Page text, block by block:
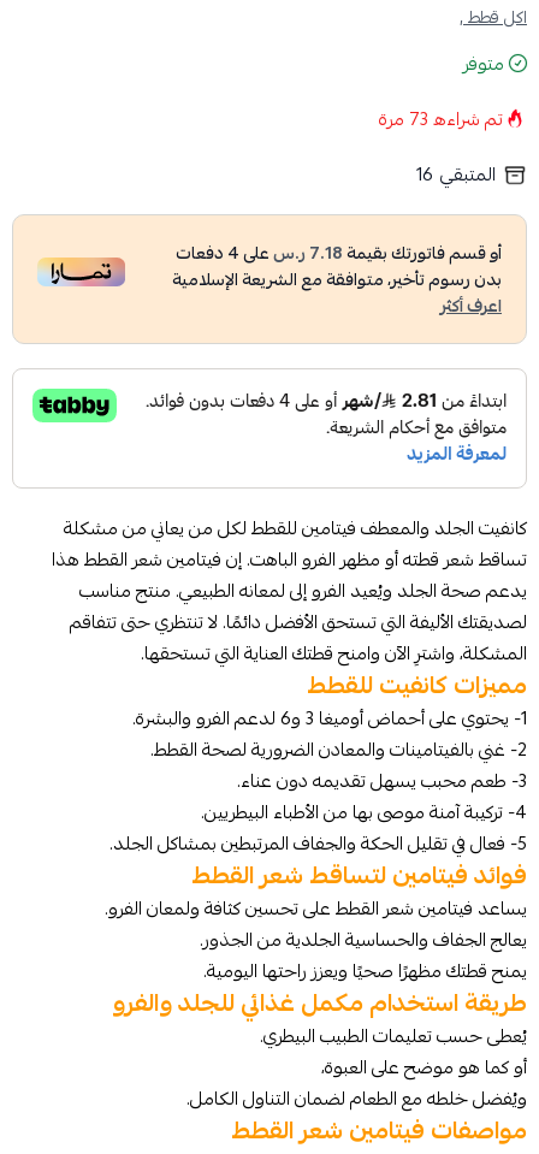
اكل قطط ,
متوفر
تم شراءه73 مرة
المتبقي 16
أو قسم فاتورتك بقيمة7.18 ر.س على4دفعات
بدون رسوم تأخير، متوافقة مع الشريعة الإسلامية
اعرف أكثر
كانفيت الجلد والمعطف فيتامين للقطط لكل من يعاني من مشكلة
تساقط شعر قطته أو مظهر الفرو الباهت. إن فيتامين شعر القطط هذا
يدعم صحة الجلد ويُعيد الفرو إلى لمعانه الطبيعي. منتج مناسب
لصديقتك الأليفة التي تستحق الأفضل دائمًا. لا تنتظري حتى تتفاقم
المشكلة، واشترِ الآن وامنح قطتك العناية التي تستحقها.
مميزات كانفيت للقطط
1- يحتوي على أحماض أوميغا 3 و6 لدعم الفرو والبشرة.
2- غني بالفيتامينات والمعادن الضرورية لصحة القطط.
3- طعم محبب يسهل تقديمه دون عناء.
4- تركيبة آمنة موصى بها من الأطباء البيطريين.
5- فعال في تقليل الحكة والجفاف المرتبطين بمشاكل الجلد.
فوائد فيتامين لتساقط شعر القطط
يساعد فيتامين شعر القطط على تحسين كثافة ولمعان الفرو.
يعالج الجفاف والحساسية الجلدية من الجذور.
يمنح قطتك مظهرًا صحيًا ويعزز راحتها اليومية.
طريقة استخدام مكمل غذائي للجلد والفرو
يُعطى حسب تعليمات الطبيب البيطري.
أو كما هو موضح على العبوة،
ويُفضل خلطه مع الطعام لضمان التناول الكامل.
مواصفات فيتامين شعر القطط